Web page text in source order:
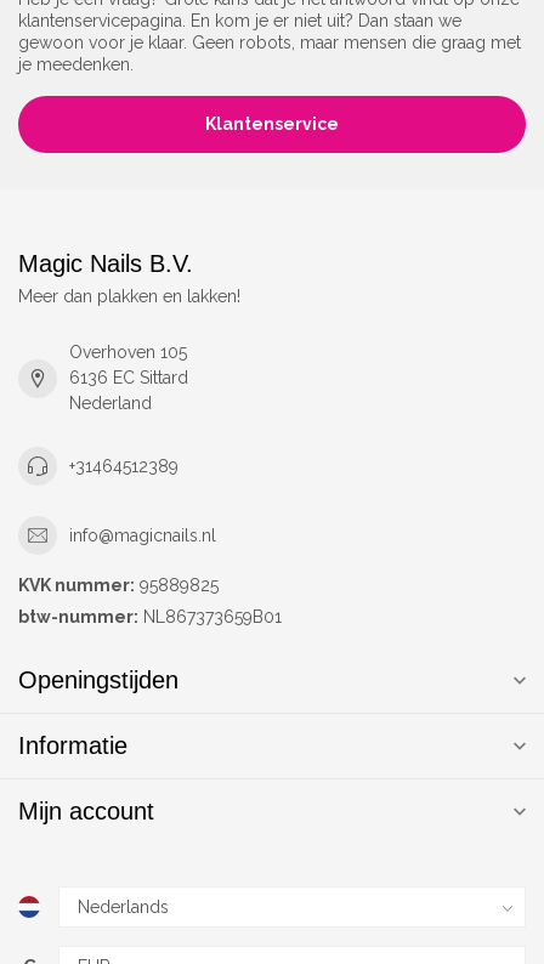
klantenservicepagina. En kom je er niet uit? Dan staan we
gewoon voor je klaar. Geen robots, maar mensen die graag met
je meedenken.
Klantenservice
Magic Nails B.V.
Meer dan plakken en lakken!
Overhoven 105
6136 EC Sittard
Nederland
+31464512389
info@magicnails.nl
KVK nummer: 95889825
btw-nummer: NL867373659B01
Openingstijden
Informatie
Mijn account